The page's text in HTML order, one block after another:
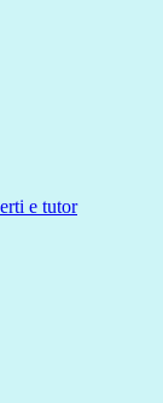
e tutor